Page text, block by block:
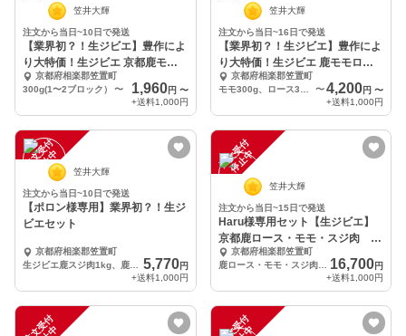
笠井大輝
注文から当日~10日で発送
【業界初？！生ジビエ】豊作によ
り大特価！生ジビエ 京都鹿モ
モ 300g
京都府相楽郡笠置町
300g(1〜2ブロック）
〜 1,960円 〜
+送料1,000円
笠井大輝
注文から当日~16日で発送
【業界初？！生ジビエ】豊作によ
り大特価！生ジビエ 鹿モモロー
ス300g
京都府相楽郡笠置町
〜4,200円 〜
+送料1,000円
注
文
受
付
停
止
中 笠井大輝
注文から当日~10日で発送
【ポロン様専用】業界初？！生ジ
ビエセット
京都府相楽郡笠置町
5,770円
+送料1,000円
注
文
受
付
停
止
中
笠井大輝
注文から当日~15日で発送
Haru様専用セット【生ジビエ】
京都鹿ロース・モモ・スジ肉 各
1kg京都府相楽郡笠置町
鹿ロース・モモ・スジ肉 各1kg
16,700円
+送料1,000円
注
文
受
付
停
止 注
文
受
付
停
止